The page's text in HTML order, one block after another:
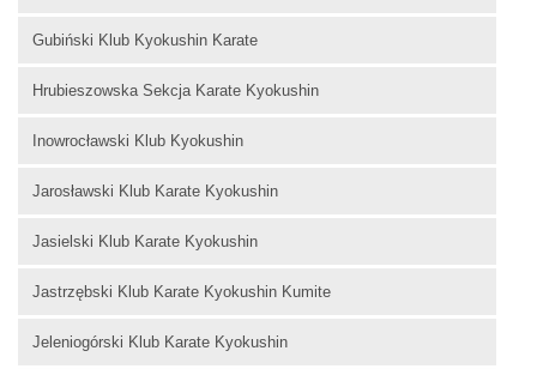
Gubiński Klub Kyokushin Karate
Hrubieszowska Sekcja Karate Kyokushin
Inowrocławski Klub Kyokushin
Jarosławski Klub Karate Kyokushin
Jasielski Klub Karate Kyokushin
Jastrzębski Klub Karate Kyokushin Kumite
Jeleniogórski Klub Karate Kyokushin